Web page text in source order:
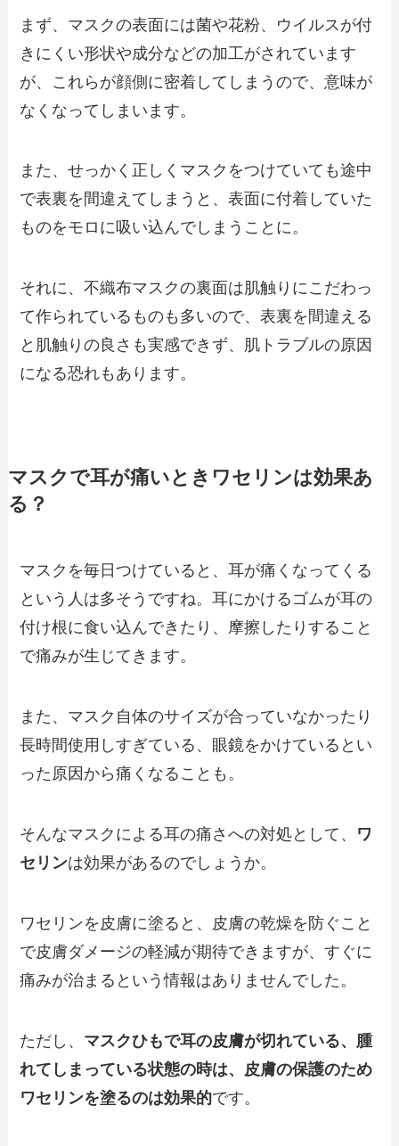
まず、マスクの表面には菌や花粉、ウイルスが付
きにくい形状や成分などの加工がされています
が、これらが顔側に密着してしまうので、意味が
なくなってしまいます。
また、せっかく正しくマスクをつけていても途中
で表裏を間違えてしまうと、表面に付着していた
ものをモロに吸い込んでしまうことに。
それに、不織布マスクの裏面は肌触りにこだわっ
て作られているものも多いので、表裏を間違える
と肌触りの良さも実感できず、肌トラブルの原因
になる恐れもあります。
マスクで耳が痛いときワセリンは効果あ
る？
マスクを毎日つけていると、耳が痛くなってくる
という人は多そうですね。耳にかけるゴムが耳の
付け根に食い込んできたり、摩擦したりすること
で痛みが生じてきます。
また、マスク自体のサイズが合っていなかったり
長時間使用しすぎている、眼鏡をかけているとい
った原因から痛くなることも。
そんなマスクによる耳の痛さへの対処として、 ワ
セリンは効果があるのでしょうか。
ワセリンを皮膚に塗ると、皮膚の乾燥を防ぐこと
で皮膚ダメージの軽減が期待できますが、すぐに
痛みが治まるという情報はありませんでした。
ただし、 マスクひもで耳の皮膚が切れている、腫
れてしまっている状態の時は、皮膚の保護のため
ワセリンを塗るのは効果的です。